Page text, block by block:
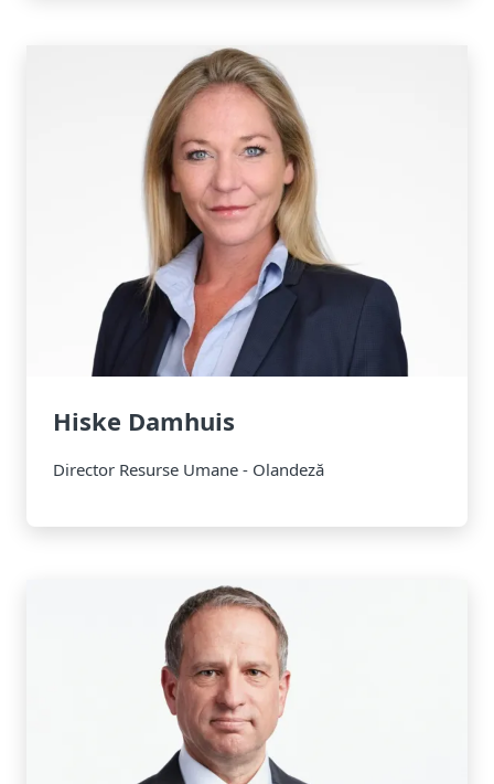
Hiske Damhuis
Director Resurse Umane - Olandeză